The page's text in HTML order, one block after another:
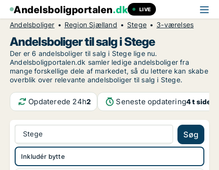
Andelsboligportalen.dk LIVE
Andelsboliger Region Sjælland Stege 3-værelses
Andelsboliger til salg i Stege
Der er 6 andelsboliger til salg i Stege lige nu.
Andelsboligportalen.dk samler ledige andelsboliger fra
mange forskellige dele af markedet, så du lettere kan skabe
overblik over relevante andelsboliger til salg i Stege.
Opdaterede 24h2 Seneste opdatering4 t siden
Stege Søg
Inkludér bytte